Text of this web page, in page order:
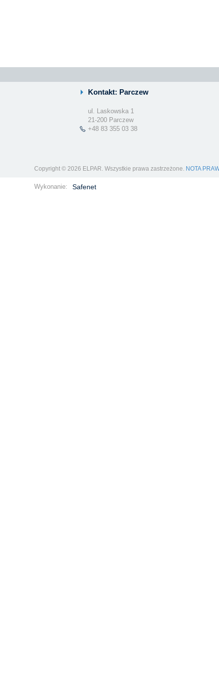
Kontakt: Parczew
ul. Laskowska 1
21-200 Parczew
+48 83 355 03 38
Copyright © 2026 ELPAR. Wszystkie prawa zastrzeżone. NOTA
Wykonanie: Safenet